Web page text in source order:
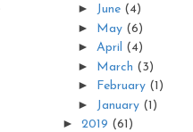
► June (4)
► May (6)
► April (4)
► March (3)
► February (1)
► January (1)
► 2019 (61)